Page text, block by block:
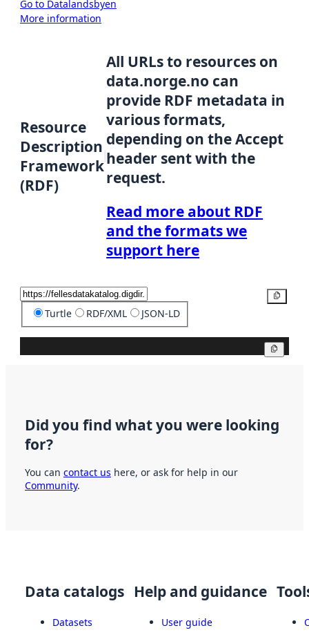
Go to Datalandsbyen
More information
Resource
Description
Framework
(RDF)
All URLs to resources on
data.norge.no can
provide RDF metadata in
various formats,
depending on the Accept
header sent with the
request.
Read more about RDF
and the formats we
support here
Turtle RDF/XML JSON-LD
Did you find what you were looking
for?
You can contact us here, or ask for help in our
Community.
Data catalogs
Datasets
Help and guidance
User guide